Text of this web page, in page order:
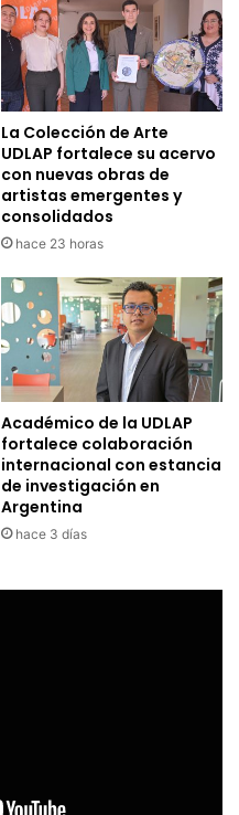
La Colección de Arte
UDLAP fortalece su acervo
con nuevas obras de
artistas emergentes y
consolidados
hace 23 horas
Académico de la UDLAP
fortalece colaboración
internacional con estancia
de investigación en
Argentina
hace 3 días